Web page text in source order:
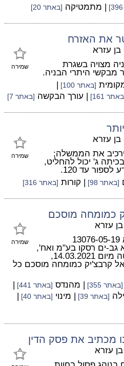
| מתמטיקה [באתר 20]
את האזרח
שמירה
עזרא
מצויה בשגרת
מבקשי היתרי הבניה.
[באתר 100]
|
161] | עורך הבקשה [באתר 7]
שמירה
עזרא
את הממשלה;
ג' יכול להחליט,
עד 120.
[באתר 98] | קורות [באתר 316]
כמומחה מוסכם
שמירה
עזרא
בהחלטת בית המשפט בת"א 13076-05-19
גב-ים רסקו בע"מ ואח',
שופטת: אביגיל זכריה, החלטה מיום 14.03.2021,
קרבצ'יק כמומחה מוסכם כל
[באתר 355] | מהנדס [באתר 441]
|
[באתר 39] | מינוי [באתר 40]
|
מכתיב את פסק הדין
עזרא